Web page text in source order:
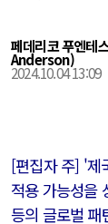
페데리코 푸엔
Anderson)
2024.10.04 13:09
[편집자 주] '제
적용 가능성을
등의 글로벌 패